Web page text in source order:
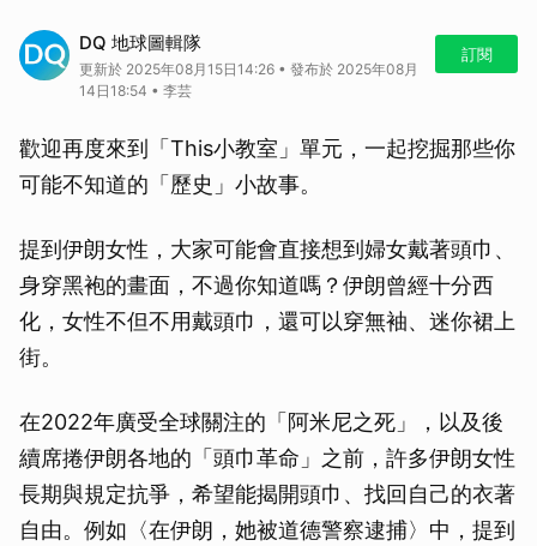
DQ 地球圖輯隊
更新於 2025年08月15日14:26 • 發布於 2025年08月
14日18:54 • 李芸
訂閱
歡迎再度來到「This小教室」單元，一起挖掘那些你
可能不知道的「歷史」小故事。
提到伊朗女性，大家可能會直接想到婦女戴著頭巾、
身穿黑袍的畫面，不過你知道嗎？伊朗曾經十分西
化，女性不但不用戴頭巾，還可以穿無袖、迷你裙上
街。
在2022年廣受全球關注的「阿米尼之死」，以及後
續席捲伊朗各地的「頭巾革命」之前，許多伊朗女性
長期與規定抗爭，希望能揭開頭巾、找回自己的衣著
自由。例如〈在伊朗，她被道德警察逮捕〉中，提到